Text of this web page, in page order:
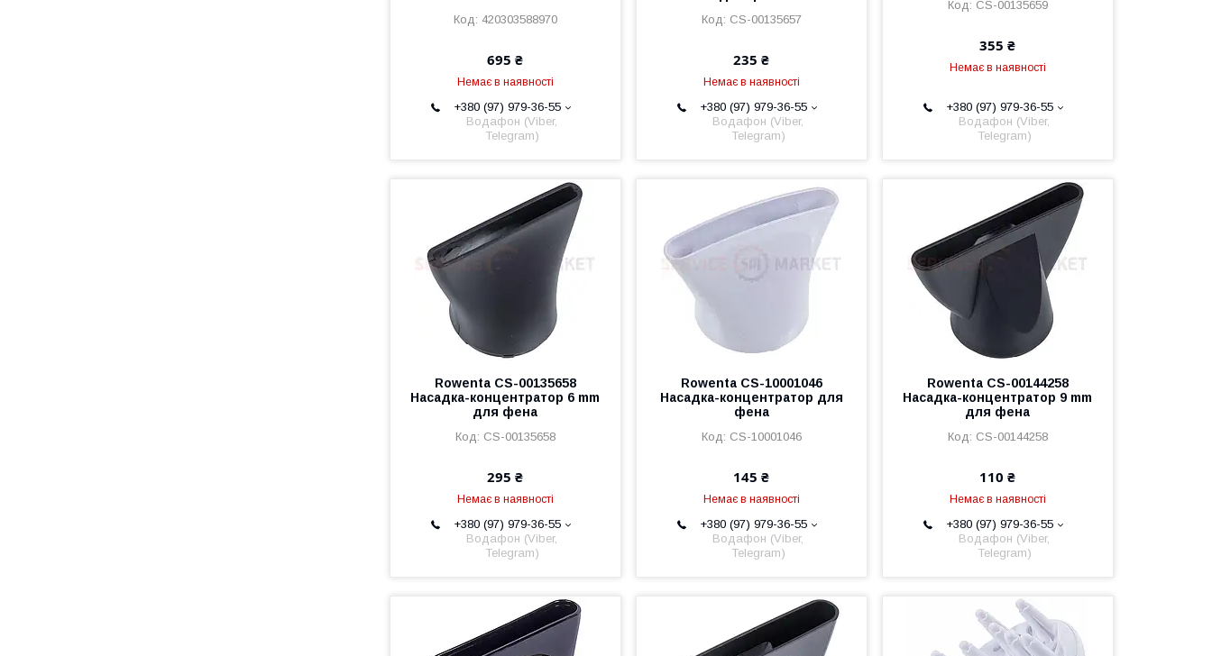
420303588970
695 ₴
Немає в наявності
+380 (97) 979-36-55
Водафон (Viber,
Telegram)
CS-00135657
235 ₴
Немає в наявності
+380 (97) 979-36-55
Водафон (Viber,
Telegram)
CS-00135659
355 ₴
Немає в наявності
+380 (97) 979-36-55
Водафон (Viber,
Telegram)
Rowenta CS-00135658
Насадка-концентратор 6 mm
для фена
CS-00135658
295 ₴
Немає в наявності
+380 (97) 979-36-55
Водафон (Viber,
Telegram)
Rowenta CS-10001046
Насадка-концентратор для
фена
CS-10001046
145 ₴
Немає в наявності
+380 (97) 979-36-55
Водафон (Viber,
Telegram)
Rowenta CS-00144258
Насадка-концентратор 9 mm
для фена
CS-00144258
110 ₴
Немає в наявності
+380 (97) 979-36-55
Водафон (Viber,
Telegram)